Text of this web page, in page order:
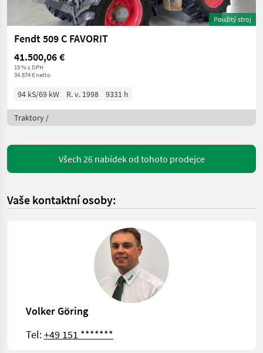
Použitý stroj
Fendt 509 C FAVORIT
41.500,06 €
19 % s DPH
34.874 € netto
94 kS/69 kW R. v. 1998 9331 h
Traktory /
Všech 26 nabídek od tohoto prodejce
Vaše kontaktní osoby:
Volker Göring
Tel:+49 151 *******